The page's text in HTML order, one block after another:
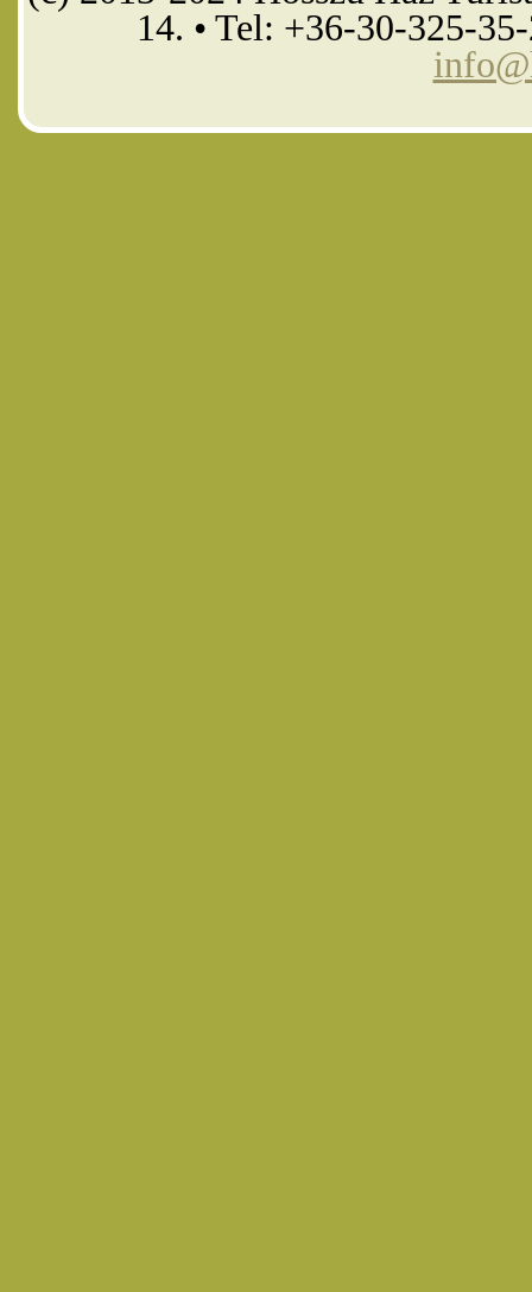
14. • Tel: +36-30-325-